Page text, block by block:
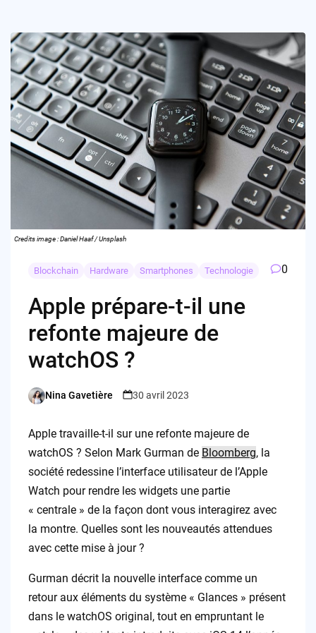
Credits image : Daniel Haaf / Unsplash
Blockchain Hardware Smartphones Technologie 0
Apple prépare-t-il une
refonte majeure de
watchOS ?
Posted
Nina Gavetière 30 avril 2023
Apple travaille-t-il sur une refonte majeure de
watchOS ? Selon Mark Gurman de Bloomberg, la
société redessine l’interface utilisateur de l’Apple
Watch pour rendre les widgets une partie
« centrale » de la façon dont vous interagirez avec
la montre. Quelles sont les nouveautés attendues
avec cette mise à jour ?
Gurman décrit la nouvelle interface comme un
retour aux éléments du système « Glances » présent
dans le watchOS original, tout en empruntant le